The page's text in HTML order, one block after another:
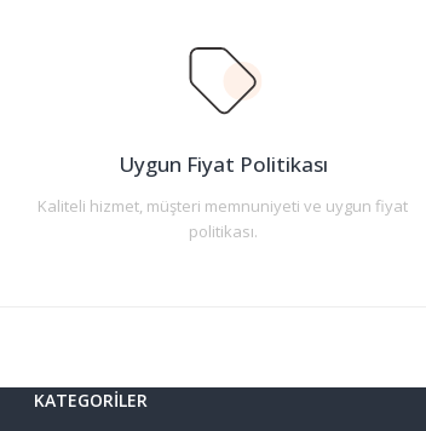
Uygun Fiyat Politikası
Kaliteli hizmet, müşteri memnuniyeti ve uygun fiyat
politikası.
KATEGORİLER